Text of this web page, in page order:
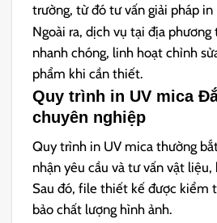
trường, từ đó tư vấn giải pháp in
Ngoài ra, dịch vụ tại địa
nhanh chóng, linh hoạt chỉnh
phẩm khi cần thiết.
Quy trình in UV mica
chuyên nghiệp
Quy trình in UV mica thường
nhận yêu cầu và tư vấn vật
Sau đó, file thiết kế được kiểm
bảo chất lượng hình ảnh.